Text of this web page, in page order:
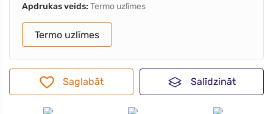
Apdrukas veids: Termo uzlīmes
Termo uzlīmes
Saglabāt Salīdzināt